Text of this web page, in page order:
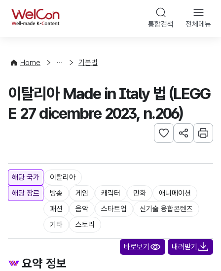
WelCon 통합검색 전체메뉴
Home
률
책
츠
기본법
이탈리아 Made in Italy 법 (LEGG
E 27 dicembre 2023, n.206)
관심사 등록하기
URL 공유하
인쇄
해당 국가
이탈리아
해당 장르
방송 게임 캐릭터 만화
애니메이션
패션
음악 스타트업
신기술 융합콘텐츠
기타
스토리
바로보기 내려받기
요약 정보